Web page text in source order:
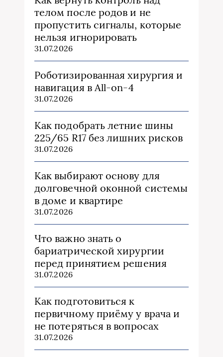
телом после родов и не
пропустить сигналы, которые
нельзя игнорировать
31.07.2026
Роботизированная хирургия и
навигация в All-on-4
31.07.2026
Как подобрать летние шины
225/65 R17 без лишних рисков
31.07.2026
Как выбирают основу для
долговечной оконной системы
в доме и квартире
31.07.2026
Что важно знать о
бариатрической хирургии
перед принятием решения
31.07.2026
Как подготовиться к
первичному приёму у врача и
не потеряться в вопросах
31.07.2026